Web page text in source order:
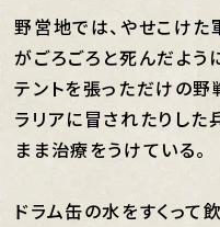
野営地では、やせこけ
がごろごろと死んだよう
テントを張っただけの
ラリアに冒されたりし
まま治療をうけている。
ドラム缶の水をすくって